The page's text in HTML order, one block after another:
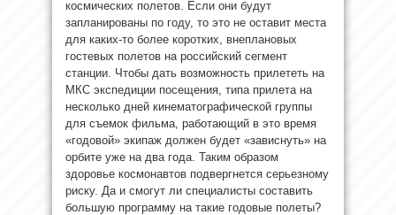
космических полетов. Если они будут
запланированы по году, то это не оставит места
для каких-то более коротких, внеплановых
гостевых полетов на российский сегмент
станции. Чтобы дать возможность прилететь на
МКС экспедиции посещения, типа прилета на
несколько дней кинематографической группы
для съемок фильма, работающий в это время
«годовой» экипаж должен будет «зависнуть» на
орбите уже на два года. Таким образом
здоровье космонавтов подвергнется серьезному
риску. Да и смогут ли специалисты составить
большую программу на такие годовые полеты?